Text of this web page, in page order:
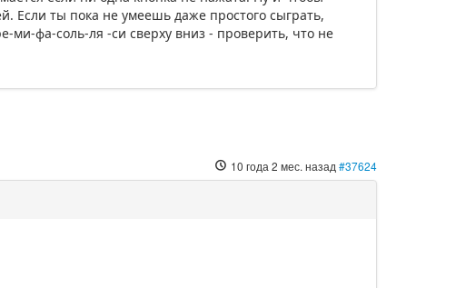
Если ты пока не умеешь даже простого сыграть,
ми-фа-соль-ля -си сверху вниз - проверить, что не
10 года 2 мес. назад #37624